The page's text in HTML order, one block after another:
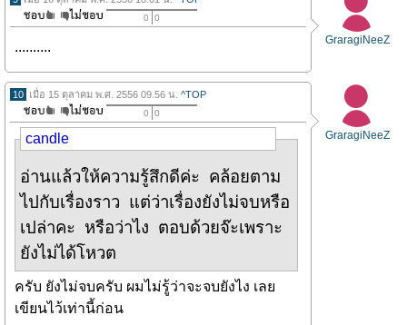
GraragiNeeZ
0 0
..........
GraragiNeeZ
10 เมื่อ 15 ตุลาคม พ.ศ. 2556 09.56 น. ^TOP
0 0
candle
อ่านแล้วให้ความรู้สึกดีค่ะ คล้อยตาม
ไปกับเรื่องราว แต่ว่าเรื่องยังไม่จบหรือ
เปล่าคะ หรือว่าไง ตอบด้วยจ๊ะเพราะ
ยังไม่ได้โหวต
ครับ ยังไม่จบครับ ผมไม่รู้ว่าจะจบยังไง เลย
เขียนไว้เท่านี้ก่อน